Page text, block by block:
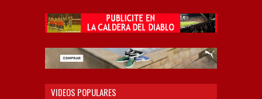
VIDEOS POPULARES